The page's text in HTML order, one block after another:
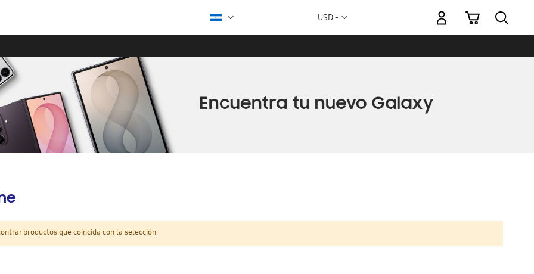
Moneda
USD -
Mi carrito
productos que coincida con la selección.